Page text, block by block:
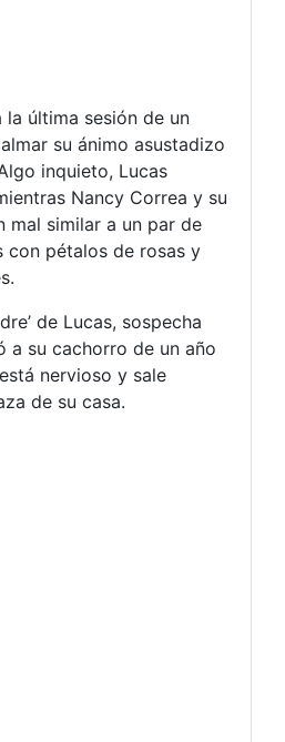
la última sesión de un
su ánimo asustadizo
inquieto, Lucas
Nancy Correa y su
mal similar a un par de
con pétalos de rosas y
de Lucas, sospecha
a su cachorro de un año
nervioso y sale
de su casa.